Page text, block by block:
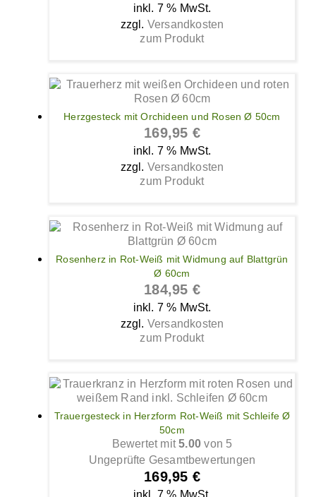
inkl. 7 % MwSt.
zzgl. Versandkosten
zum Produkt
Herzgesteck mit Orchideen und Rosen Ø 50cm
169,95 €
inkl. 7 % MwSt.
zzgl. Versandkosten
zum Produkt
Rosenherz in Rot-Weiß mit Widmung auf Blattgrün
Ø 60cm
184,95 €
inkl. 7 % MwSt.
zzgl. Versandkosten
zum Produkt
Trauergesteck in Herzform Rot-Weiß mit Schleife Ø
50cm
Bewertet mit5.00 von 5
Ungeprüfte Gesamtbewertungen
169,95 €
inkl. 7 % MwSt.